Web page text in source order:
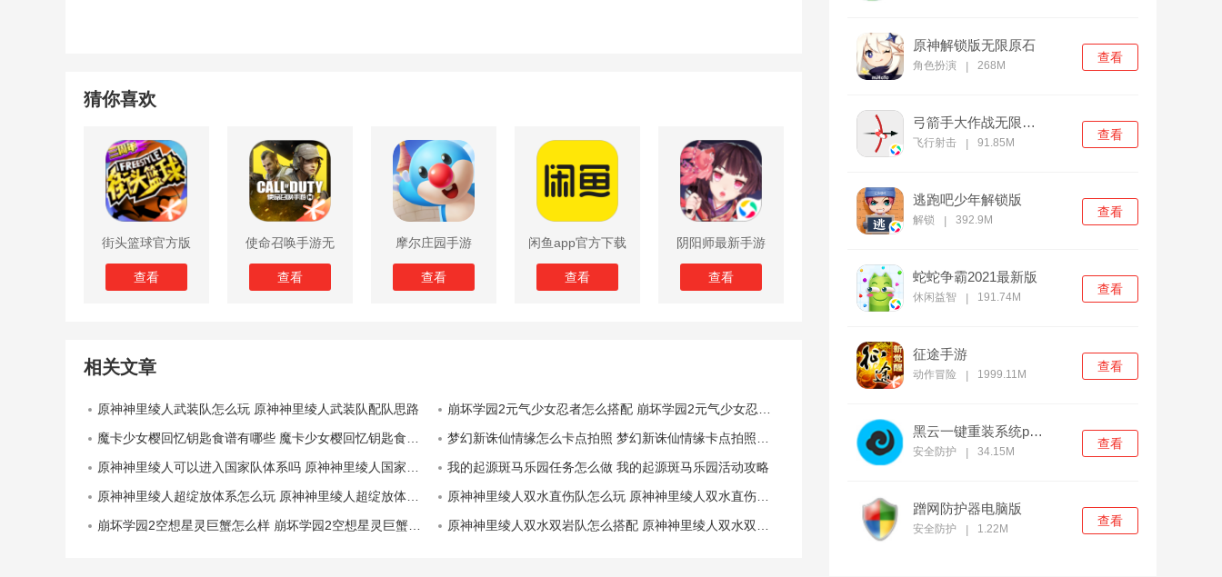
猜你喜欢
街头篮球官方版
查看
使命召唤手游无
限子弹版
查看
摩尔庄园手游
查看
闲鱼app官方下载
查看
阴阳师最新手游
版
查看
相关文章
原神神里绫人武装队怎么玩 原神神里绫人武装队配队思路
崩坏学园2元气少女忍者怎么搭配 崩坏学园2元气少女忍者配装攻略
魔卡少女樱回忆钥匙食谱有哪些 魔卡少女樱回忆钥匙食谱攻略大全
梦幻新诛仙情缘怎么卡点拍照 梦幻新诛仙情缘卡点拍照攻略
原神神里绫人可以进入国家队体系吗 原神神里绫人国家队体系怎么玩
我的起源斑马乐园任务怎么做 我的起源斑马乐园活动攻略
原神神里绫人超绽放体系怎么玩 原神神里绫人超绽放体系玩法推荐
原神神里绫人双水直伤队怎么玩 原神神里绫人双水直伤队配队思路
崩坏学园2空想星灵巨蟹怎么样 崩坏学园2空想星灵巨蟹装备测评
原神神里绫人双水双岩队怎么搭配 原神神里绫人双水双岩队配队思路
原神解锁版无限原石
角色扮演 268M
查看
弓箭手大作战无限金币版
飞行射击 91.85M
查看
逃跑吧少年解锁版
解锁 392.9M
查看
蛇蛇争霸2021最新版
休闲益智 191.74M
查看
征途手游
动作冒险 1999.11M
查看
黑云一键重装系统pc官方版
安全防护 34.15M
查看
蹭网防护器电脑版
安全防护 1.22M
查看